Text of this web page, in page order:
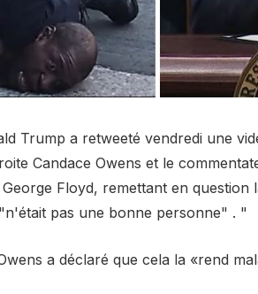
Trump a retweeté vendredi une
Candace Owens et le
Floyd, remettant en
pas une bonne personne" . "
a déclaré que cela la «rend